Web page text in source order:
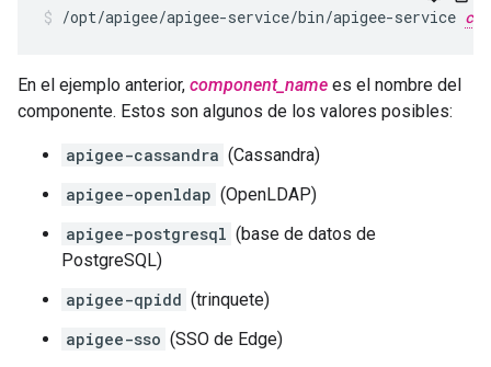
/opt/apigee/apigee-service/bin/apigee-service
En el ejemplo anterior, component_name es el nombre del
componente. Estos son algunos de los valores posibles:
apigee-cassandra (Cassandra)
apigee-openldap (OpenLDAP)
apigee-postgresql (base de datos de
PostgreSQL)
apigee-qpidd (trinquete)
apigee-sso (SSO de Edge)